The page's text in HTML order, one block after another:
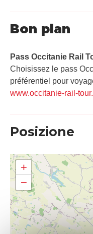
Bon plan
Pass Occitanie Rail
Choisissez le pass
préférentiel pour
www.occitanie-rail-
Posizione
+
−